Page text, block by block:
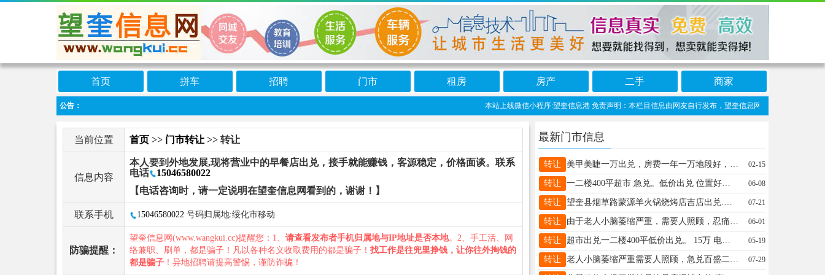
首页 拼车 招聘 门市 租房 房产 二手 商家
公告： 本站上线微信小程序:望奎信息港 免责声明：本栏目信息由网友自行发布，望奎信息网不承担任何责任！提
当前位置 首页 >> 门市转让 >> 转让
信息内容
本人要到外地发展,现将营业中的早餐店出兑，接手就能赚钱，客源稳定，价格面谈。联系
电话
15046580022
【电话咨询时，请一定说明在望奎信息网看到的，谢谢！】
联系手机 15046580022 号码归属地:绥化市移动
防骗提醒：
望奎信息网(www.wangkui.cc)提醒您：1、 请查看发布者手机归属地与IP地址是否本地。2、手工活、网
络兼职、刷单，都是骗子！凡以各种名义收取费用的都是骗子！ 找工作是往兜里挣钱，让你往外掏钱的
都是骗子 ！异地招聘请提高警惕，谨防诈骗！
最新门市信息
转让 美甲美睫一万出兑，房费一年一万地段好，屋子宽敞，13224555513 02-15
转让 一二楼400平超市 急兑。低价出兑 ​位置好，客源稳​☎18545331997闲聊的绕 06-08
转让 望奎县烟草路蒙源羊火锅烧烤店吉店出兑.现有房租4个月.设备齐全.精品装修接手就盈利.家有喜事无心经营.接手可教技术转让.电话13114552916非诚勿扰 07-21
转让 由于老人小脑萎缩严重，需要人照顾，忍痛出兑南三百盛二期楼下贝克汉堡店，一二楼180平，紧邻四小学，门前是早市，人流量大，可查流水，包教技术，.联系电话13555371372 06-01
转让 超市出兑一二楼400平低价出兑。 15万 电话15214501113 05-19
转让 老人小脑萎缩严重需要人照顾，急兑百盛二期楼下贝克汉堡店，一二楼180平，门前早市，人流量大，房租便宜，每天营业额不低于2000可实地考察，包教技术，电话13555371372 07-29